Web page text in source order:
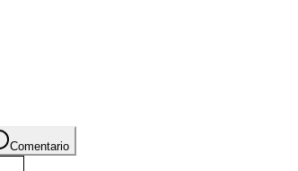
Comentario